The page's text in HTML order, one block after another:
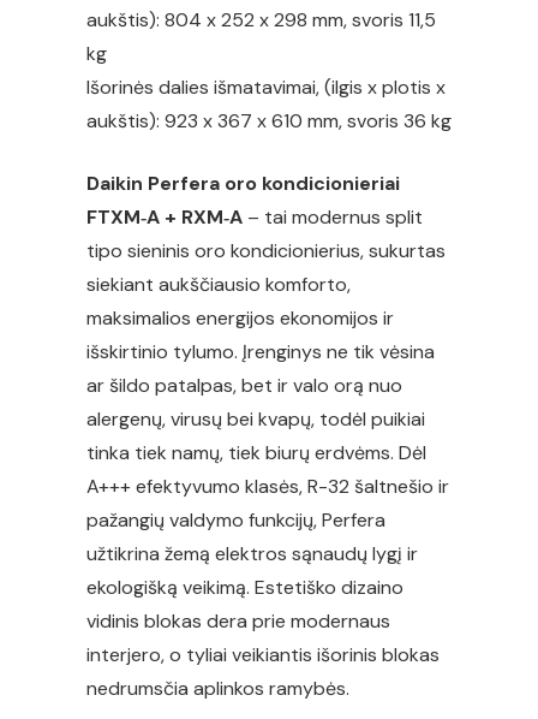
aukštis): 804 x 252 x 298 mm, svoris 11,5
kg
Išorinės dalies išmatavimai, (ilgis x plotis x
aukštis): 923 x 367 x 610 mm, svoris 36 kg
Daikin Perfera oro kondicionieriai
FTXM‑A + RXM‑A – tai modernus split
tipo sieninis oro kondicionierius, sukurtas
siekiant aukščiausio komforto,
maksimalios energijos ekonomijos ir
išskirtinio tylumo. Įrenginys ne tik vėsina
ar šildo patalpas, bet ir valo orą nuo
alergenų, virusų bei kvapų, todėl puikiai
tinka tiek namų, tiek biurų erdvėms. Dėl
A+++ efektyvumo klasės, R-32 šaltnešio ir
pažangių valdymo funkcijų, Perfera
užtikrina žemą elektros sąnaudų lygį ir
ekologišką veikimą. Estetiško dizaino
vidinis blokas dera prie modernaus
interjero, o tyliai veikiantis išorinis blokas
nedrumsčia aplinkos ramybės.